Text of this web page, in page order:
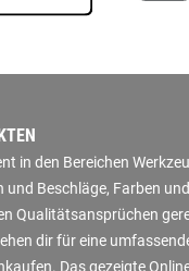
in den Bereichen
Beschläge, Farben
Qualitätsansprüchen
dir für eine
Das gezeigte